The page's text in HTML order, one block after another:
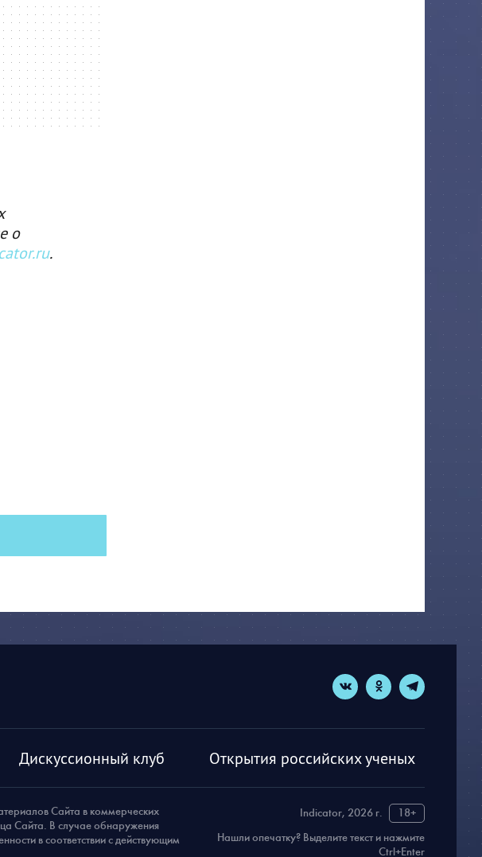
о
.
Дискуссионный клуб Открытия российских ученых
Indicator, 2026 г.
18+
Нашли опечатку? Выделите текст и нажмите
Ctrl+Enter
Сайта в коммерческих
Сайта. В случае обнаружения
в соответствии с действующим